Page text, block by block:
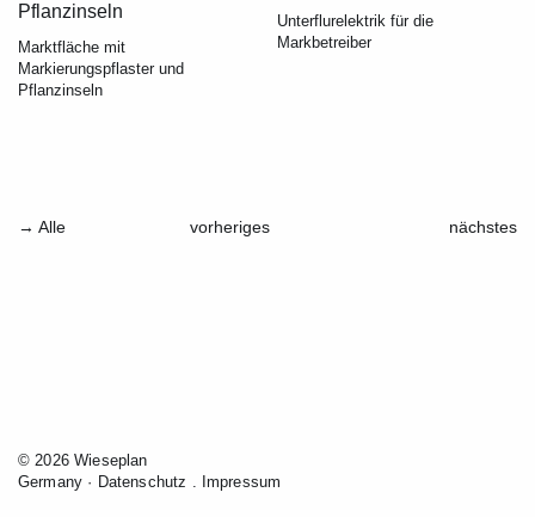
Marktfläche mit
Markierungspflaster und
Pflanzinseln
Unterflurelektrik für die
Markbetreiber
vorheriges
→ Alle nächstes
© 2026 Wieseplan
Germany · Datenschutz . Impressum